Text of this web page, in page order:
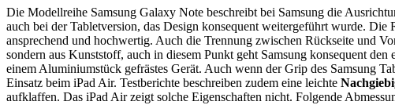
Die Modellreihe Samsung Galaxy Note beschreibt bei Samsung die
auch bei der Tabletversion, das Design konsequent weitergeführt wurde. Die
ansprechend und hochwertig. Auch die Trennung zwischen Rückseite und
sondern aus Kunststoff, auch in diesem Punkt geht Samsung konsequent
einem Aluminiumstück gefrästes Gerät. Auch wenn der Grip des Samsung
Einsatz beim iPad Air. Testberichte beschreiben zudem eine leichte
aufklaffen. Das iPad Air zeigt solche Eigenschaften nicht. Folgende